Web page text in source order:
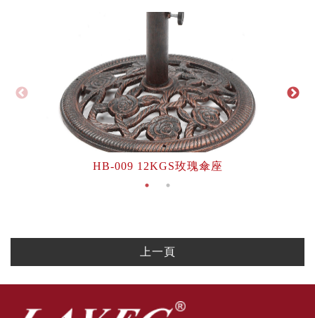
HB-009 12KGS玫瑰傘座
上一頁